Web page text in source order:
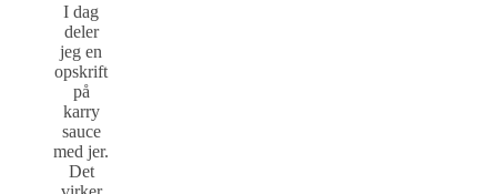
I dag
deler
jeg en
opskrift
på
karry
sauce
med jer.
Det